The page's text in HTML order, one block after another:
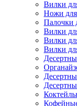
Вилки
Ножи для
Палочки
Вилки
Вилки
Вилки